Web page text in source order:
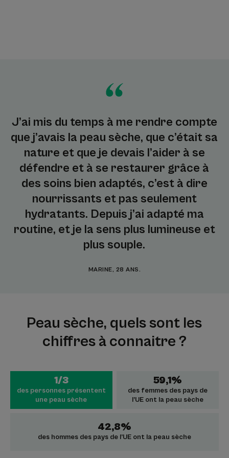
J’ai mis du temps à me rendre compte
que j’avais la peau sèche, que c’était sa
nature et que je devais l’aider à se
défendre et à se restaurer grâce à
des soins bien adaptés, c’est à dire
nourrissants et pas seulement
hydratants. Depuis j’ai adapté ma
routine, et je la sens plus lumineuse et
plus souple.
MARINE, 28 ANS.
Peau sèche, quels sont les
chiffres à connaitre ?
1/3
des personnes présentent
une peau sèche
59,1%
des femmes des pays de
l’UE ont la peau sèche
42,8%
des hommes des pays de l’UE ont la peau sèche